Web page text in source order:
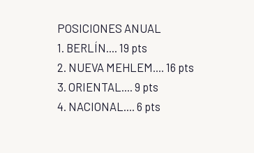
POSICIONES ANUAL
1. BERLÍN.... 19 pts
2. NUEVA MEHLEM.... 16 pts
3. ORIENTAL.... 9 pts
4. NACIONAL.... 6 pts